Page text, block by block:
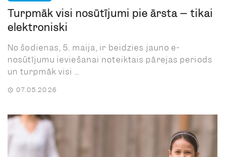
Turpmāk visi nosūtījumi pie ārsta – tikai
elektroniski
No šodienas, 5. maija, ir beidzies jauno e-
nosūtījumu ieviešanai noteiktais pārejas periods
un turpmāk visi ...
07.05.2026